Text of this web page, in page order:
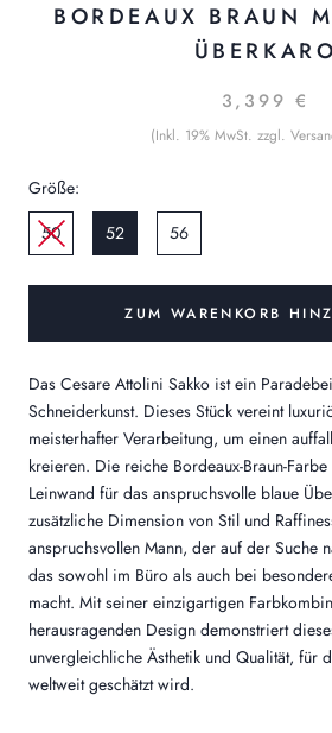
BORDEAUX BRAUN
ÜBERKARO
3,399 €
(Inkl. 19% MwSt. zzgl.
Größe:
50
52 56
ZUM WARENKORB
Das Cesare Attolini Sakko ist ein
Schneiderkunst. Dieses Stück vereint
meisterhafter Verarbeitung, um einen
kreieren. Die reiche Bordeaux-Braun-
Leinwand für das anspruchsvolle blaue
zusätzliche Dimension von Stil und
anspruchsvollen Mann, der auf der Suche
das sowohl im Büro als auch bei
macht. Mit seiner einzigartigen
herausragenden Design demonstriert
unvergleichliche Ästhetik und Qualität, für
weltweit geschätzt wird.